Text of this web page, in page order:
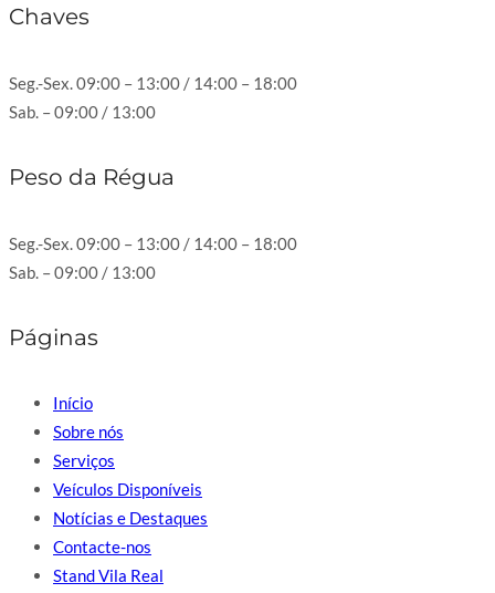
Chaves
Seg.-Sex. 09:00 – 13:00 / 14:00 – 18:00
Sab. – 09:00 / 13:00
Peso da Régua
Seg.-Sex. 09:00 – 13:00 / 14:00 – 18:00
Sab. – 09:00 / 13:00
Páginas
Início
Sobre nós
Serviços
Veículos Disponíveis
Notícias e Destaques
Contacte-nos
Stand Vila Real